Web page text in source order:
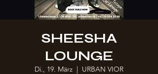
SHEESHA
LOUNGE
Di., 19. März
  |
URBAN VIOR